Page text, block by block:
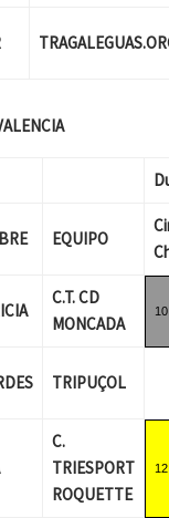
EQUIPO
C.T. CD
MONCADA
10
TRIPUÇOL
C.
TRIESPORT
ROQUETTE
12